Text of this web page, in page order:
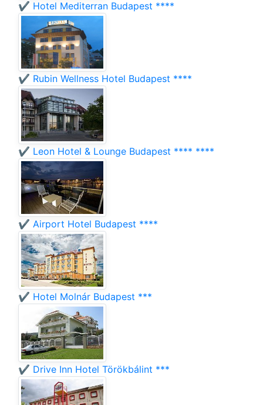
✔️ Hotel Mediterran Budapest ****
✔️ Rubin Wellness Hotel Budapest ****
✔️ Leon Hotel & Lounge Budapest **** ****
✔️ Airport Hotel Budapest ****
✔️ Hotel Molnár Budapest ***
✔️ Drive Inn Hotel Törökbálint ***